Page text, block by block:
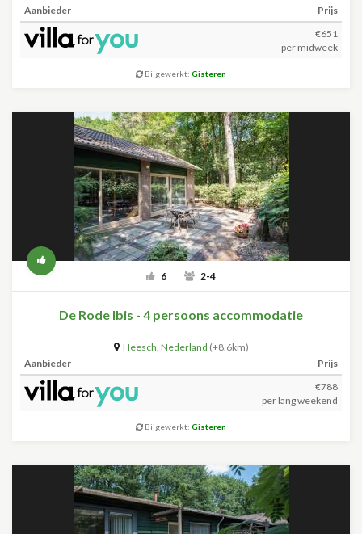
Aanbieder
Prijs
€651
per midweek
Bijgewerkt: Gisteren
6 2-4
De Rode Ibis - 4 persoons accommodatie
Heesch, Nederland (+8.6km)
Aanbieder
Prijs
€788
per lang weekend
Bijgewerkt: Gisteren